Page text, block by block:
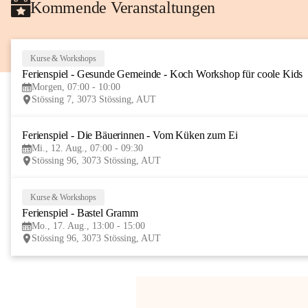
Kommende Veranstaltungen
Kurse & Workshops
Ferienspiel - Gesunde Gemeinde - Koch Workshop für coole Kids
Morgen, 07:00 - 10:00
Stössing 7, 3073 Stössing, AUT
Ferienspiel - Die Bäuerinnen - Vom Küken zum Ei
Mi., 12. Aug., 07:00 - 09:30
Stössing 96, 3073 Stössing, AUT
Kurse & Workshops
Ferienspiel - Bastel Gramm
Mo., 17. Aug., 13:00 - 15:00
Stössing 96, 3073 Stössing, AUT